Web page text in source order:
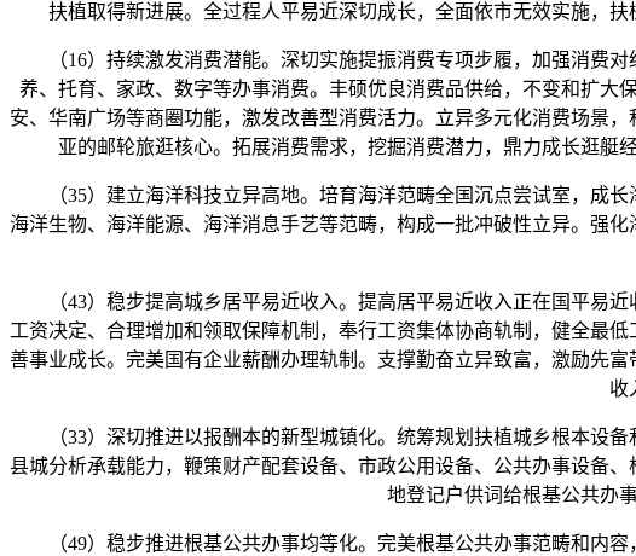
扶植取得新进展。全过程人平易近深切成长，全面依市无效实施，扶
（16）持续激发消费潜能。深切实施提振消费专项步履，加强消费对
养、托育、家政、数字等办事消费。丰硕优良消费品供给，不变和扩
安、华南广场等商圈功能，激发改善型消费活力。立异多元化消费场景
亚的邮轮旅逛核心。拓展消费需求，挖掘消费潜力，鼎力成长逛艇
（35）建立海洋科技立异高地。培育海洋范畴全国沉点尝试室，成长
海洋生物、海洋能源、海洋消息手艺等范畴，构成一批冲破性立异。强
（43）稳步提高城乡居平易近收入。提高居平易近收入正在国平易近
工资决定、合理增加和领取保障机制，奉行工资集体协商轨制，健全最
善事业成长。完美国有企业薪酬办理轨制。支撑勤奋立异致富，激励先
收
（33）深切推进以报酬本的新型城镇化。统筹规划扶植城乡根本设备
县城分析承载能力，鞭策财产配套设备、市政公用设备、公共办事设备
地登记户供词给根基公共办
（49）稳步推进根基公共办事均等化。完美根基公共办事范畴和内容